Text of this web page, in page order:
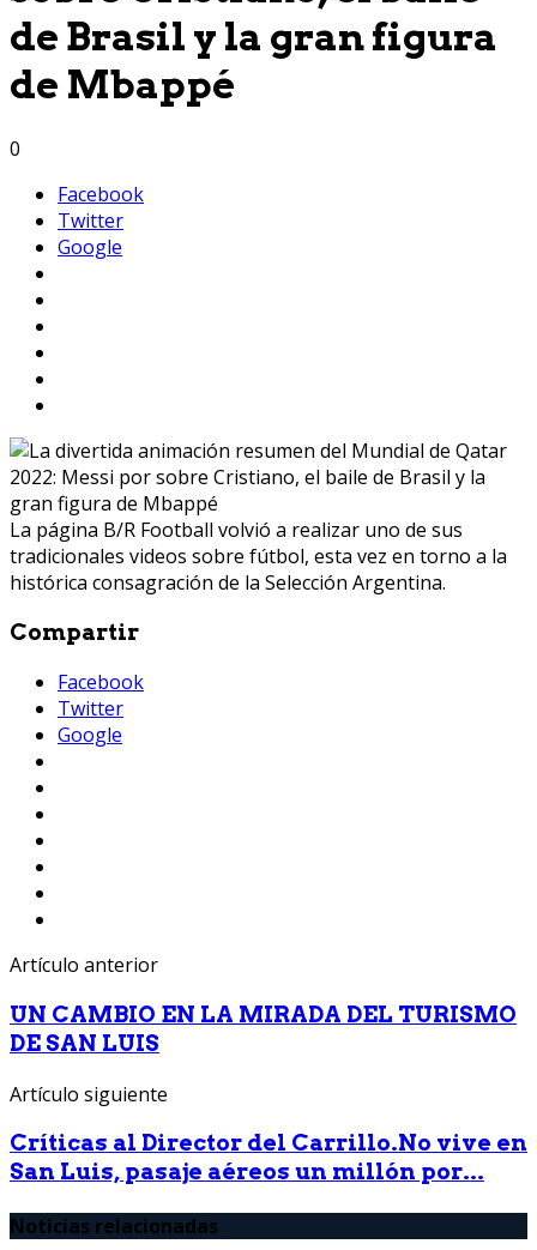
de Brasil y la gran figura
de Mbappé
0
Facebook
Twitter
Google
La página B/R Football volvió a realizar uno de sus
tradicionales videos sobre fútbol, esta vez en torno a la
histórica consagración de la Selección Argentina.
Compartir
Facebook
Twitter
Google
Artículo anterior
UN CAMBIO EN LA MIRADA DEL TURISMO
DE SAN LUIS
Artículo siguiente
Críticas al Director del Carrillo.No vive en
San Luis, pasaje aéreos un millón por...
Noticias relacionadas